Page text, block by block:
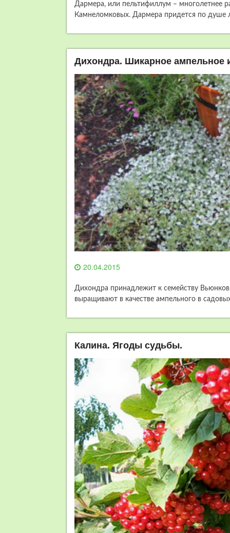
Дармера, или пельтифиллум – многолетнее
Камнеломковых. Дармера придется по душе
Дихондра. Шикарное ампельное
20.04.2015
Дихондра принадлежит к семейству
выращивают в качестве ампельного в
Калина. Ягоды судьбы.